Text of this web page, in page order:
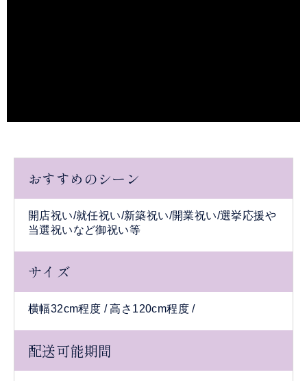
おすすめのシーン
開店祝い/就任祝い/新築祝い/開業祝い/選挙応援や
当選祝いなど御祝い等
サイズ
横幅32cm程度 / 高さ120cm程度 /
配送可能期間